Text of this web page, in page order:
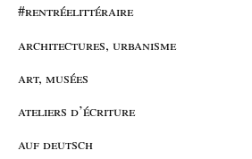
#rentréelittéraire
architectures, urbanisme
art, musées
ateliers d’écriture
auf deutsch